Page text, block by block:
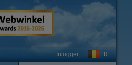
Inloggen FR